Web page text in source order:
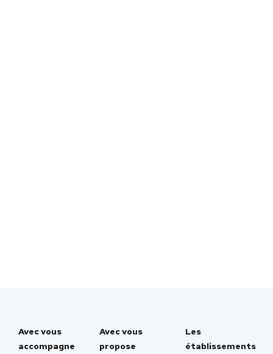
Avec vous
accompagne
Avec vous
propose
Les
établissements